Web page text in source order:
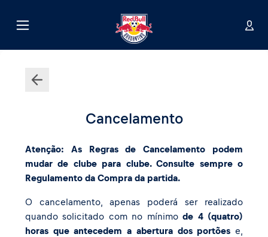
Cancelamento
Atenção: As Regras de Cancelamento podem
mudar de clube para clube. Consulte sempre o
Regulamento da Compra da partida.
O cancelamento, apenas poderá ser realizado
quando solicitado com no mínimode 4 (quatro)
horas que antecedem a abertura dos portões e,